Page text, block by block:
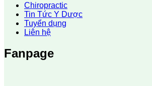
Chiropractic
Tin Tức Y Dược
Tuyển dụng
Liên hệ
Fanpage